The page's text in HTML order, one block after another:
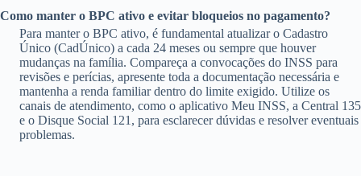
Como manter o BPC ativo e evitar bloqueios no pagamento?
Para manter o BPC ativo, é fundamental atualizar o Cadastro
Único (CadÚnico) a cada 24 meses ou sempre que houver
mudanças na família. Compareça a convocações do INSS para
revisões e perícias, apresente toda a documentação necessária e
mantenha a renda familiar dentro do limite exigido. Utilize os
canais de atendimento, como o aplicativo Meu INSS, a Central 135
e o Disque Social 121, para esclarecer dúvidas e resolver eventuais
problemas.